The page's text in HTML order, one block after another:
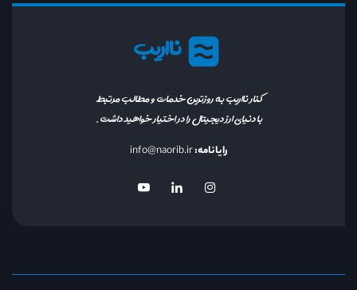
نااریب
کنار نااریب به روزترین خدمات و مطالب مرتبط
با دنیای ارز دیجیتال را در اختیار خواهید داشت.
رایانامه:info@naorib.ir